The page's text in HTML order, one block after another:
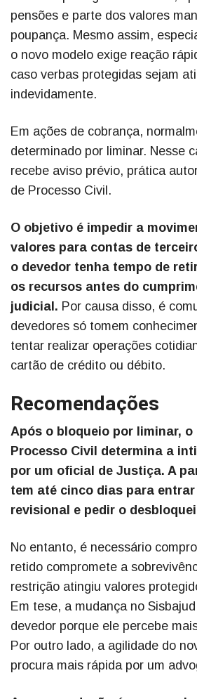
pensões e parte dos valores
poupança. Mesmo assim,
o novo modelo exige reação
caso verbas protegidas sejam
indevidamente.
Em ações de cobrança,
determinado por liminar. Nesse
recebe aviso prévio, prática
de Processo Civil.
O objetivo é impedir a
valores para contas de
o devedor tenha tempo de
os recursos antes do
judicial. Por causa disso, é
devedores só tomem
tentar realizar operações
cartão de crédito ou débito.
Recomendações
Após o bloqueio por liminar, o
Processo Civil determina a
por um oficial de Justiça. A
tem até cinco dias para
revisional e pedir o
No entanto, é necessário
retido compromete a
restrição atingiu valores
Em tese, a mudança no
devedor porque ele percebe
Por outro lado, a agilidade do
procura mais rápida por um